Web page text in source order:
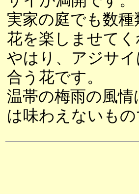
実家の庭でも数
花を楽しませて
やはり、アジサ
合う花です。
温帯の梅雨の風
は味わえないもの